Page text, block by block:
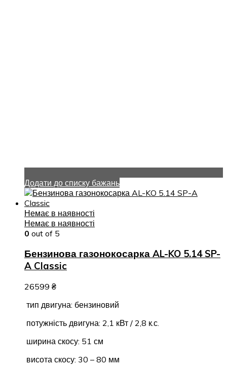
Додати до списку бажань
Немає в наявності
Немає в наявності
0 out of 5
Бензинова газонокосарка AL-KO 5.14 SP-
A Classic
26599 ₴
тип двигуна: бензиновий
потужність двигуна: 2,1 кВт / 2,8 к.с.
ширина скосу: 51 см
висота скосу: 30 – 80 мм